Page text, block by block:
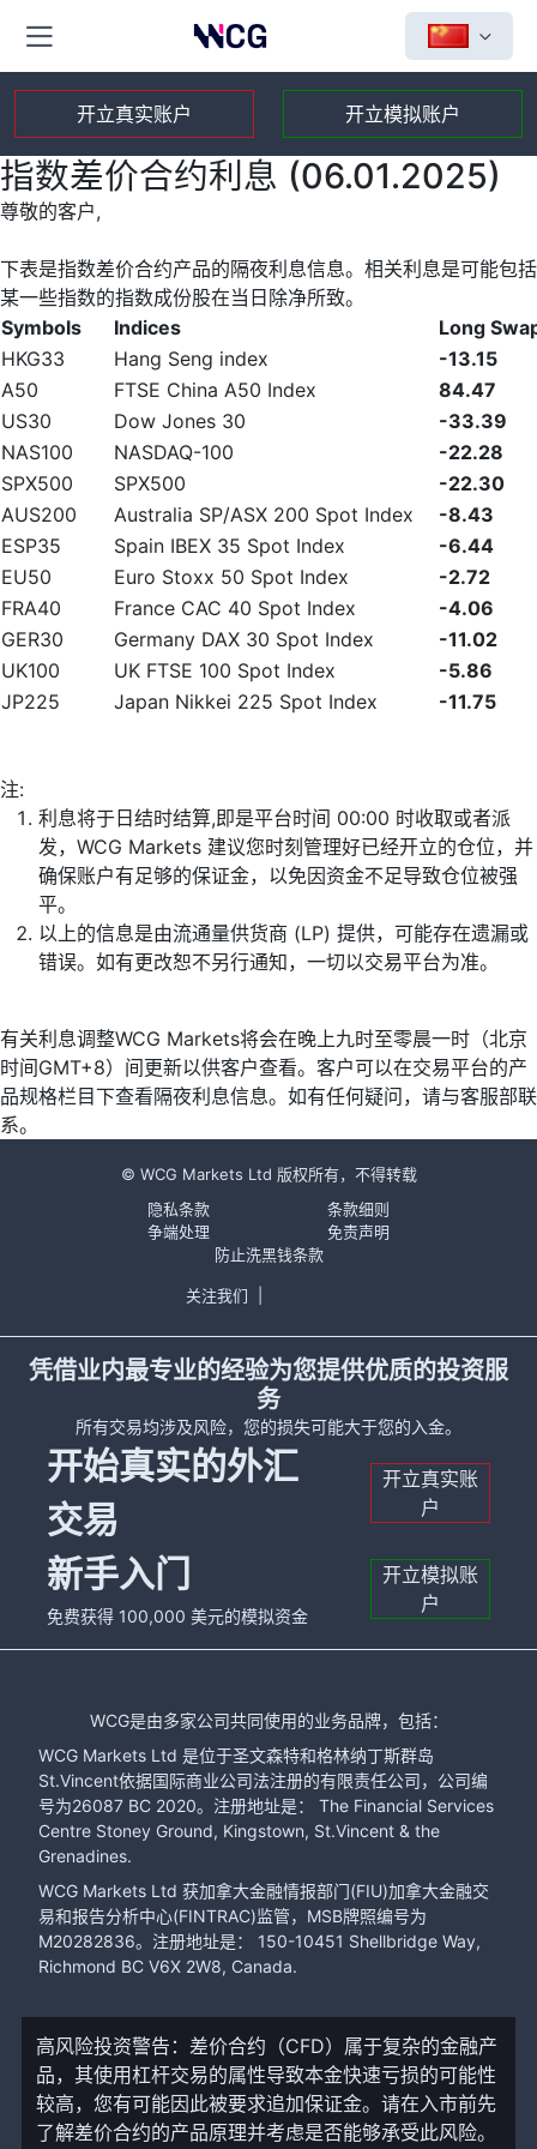
开立真实账户 开立模拟账户
指数差价合约利息 (06.01.2025)
尊敬的客户,
下表是指数差价合约产品的隔夜利息信息。相关利息是可能包括
某一些指数的指数成份股在当日除净所致。
Symbols
Indices
Long
HKG33
Hang Seng index
-13.15
A50
FTSE China A50 Index
84.47
US30
Dow Jones 30
-33.39
NAS100
NASDAQ-100
-22.28
SPX500
SPX500
-22.30
AUS200
Australia SP/ASX 200 Spot Index
-8.43
ESP35
Spain IBEX 35 Spot Index
-6.44
EU50
Euro Stoxx 50 Spot Index
-2.72
FRA40
France CAC 40 Spot Index
-4.06
GER30
Germany DAX 30 Spot Index
-11.02
UK100
UK FTSE 100 Spot Index
-5.86
JP225
Japan Nikkei 225 Spot Index -11.75
注:
利息将于日结时结算,即是平台时间 00:00 时收取或者派
发，WCG Markets 建议您时刻管理好已经开立的仓位，并
确保账户有足够的保证金，以免因资金不足导致仓位被强
平。
以上的信息是由流通量供货商 (LP) 提供，可能存在遗漏或
错误。如有更改恕不另行通知，一切以交易平台为准。
有关利息调整WCG Markets将会在晚上九时至零晨一时（北京
时间GMT+8）间更新以供客户查看。客户可以在交易平台的产
品规格栏目下查看隔夜利息信息。如有任何疑问，请与客服部联
系。
© WCG Markets Ltd 版权所有，不得转载
隐私条款
条款细则
争端处理
免责声明
防止洗黑钱条款
关注我们
凭借业内最专业的经验为您提供优质的投资服
务
所有交易均涉及风险，您的损失可能大于您的入金。
开始真实的外汇
交易
开立真实账
户
新手入门
免费获得 100,000 美元的模拟资金
开立模拟账
户
WCG是由多家公司共同使用的业务品牌，包括：
WCG Markets Ltd 是位于圣文森特和格林纳丁斯群岛
St.Vincent依据国际商业公司法注册的有限责任公司，公司编
号为26087 BC 2020。注册地址是： The Financial Services
Centre Stoney Ground, Kingstown, St.Vincent & the
Grenadines.
WCG Markets Ltd 获加拿大金融情报部门(FIU)加拿大金融交
易和报告分析中心(FINTRAC)监管，MSB牌照编号为
M20282836。注册地址是： 150-10451 Shellbridge Way,
Richmond BC V6X 2W8, Canada.
高风险投资警告：差价合约（CFD）属于复杂的金融产
品，其使用杠杆交易的属性导致本金快速亏损的可能性
较高，您有可能因此被要求追加保证金。请在入市前先
了解差价合约的产品原理并考虑是否能够承受此风险。